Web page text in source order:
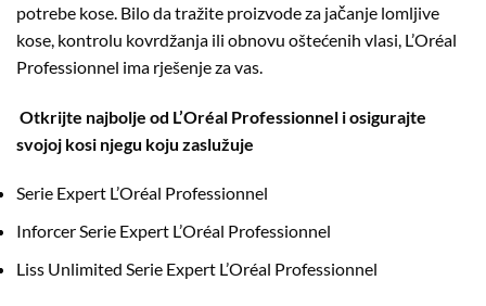
potrebe kose. Bilo da tražite proizvode za jačanje lomljive
kose, kontrolu kovrdžanja ili obnovu oštećenih vlasi, L’Oréal
Professionnel ima rješenje za vas.
Otkrijte najbolje od L’Oréal Professionnel i osigurajte
svojoj kosi njegu koju zaslužuje
Serie Expert L’Oréal Professionnel
Inforcer Serie Expert L’Oréal Professionnel
Liss Unlimited Serie Expert L’Oréal Professionnel